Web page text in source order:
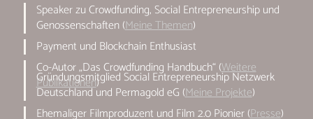
Speaker zu Crowdfunding, Social Entrepreneurship und
Genossenschaften (Meine Themen)
Payment und Blockchain Enthusiast
Co-Autor „Das Crowdfunding Handbuch“ (Weitere
Publikationen)
Gründungsmitglied Social Entrepreneurship Netzwerk
Deutschland und Permagold eG (Meine Projekte)
Ehemaliger Filmproduzent und Film 2.0 Pionier (Presse)